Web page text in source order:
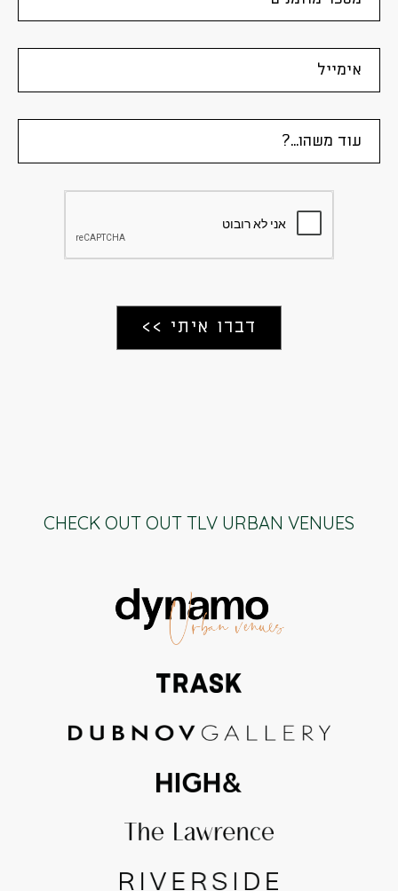
CHECK OUT OUT TLV URBAN VENUES